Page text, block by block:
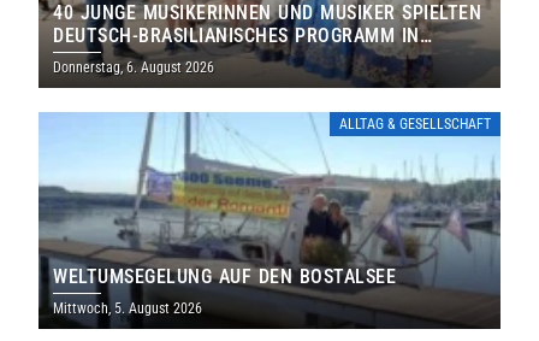
40 JUNGE MUSIKERINNEN UND MUSIKER SPIELTEN
DEUTSCH-BRASILIANISCHES PROGRAMM IN
THOLEY
Donnerstag, 6. August 2026
ALLTAG & GESELLSCHAFT
WELTUMSEGELUNG AUF DEN BOSTALSEE
Mittwoch, 5. August 2026